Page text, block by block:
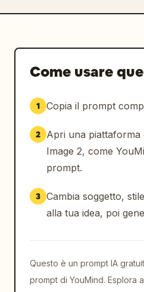
Come usare
1 Copia il prompt
2
Apri una piattaforma
Image 2, come
prompt.
3 Cambia soggetto,
alla tua idea, poi
Questo è un prompt IA
prompt di YouMind. Esplora